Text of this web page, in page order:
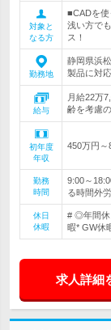
対象と
なる方
■CADを
浅い方で
ス！
勤務地
静岡県浜
製品に対
給与
月給22万
齢を考慮
初年度
年収
450万円～
勤務
時間
9:00～
る時間外
休日
休暇
# ◎年間休
暇* GW休
求人詳細